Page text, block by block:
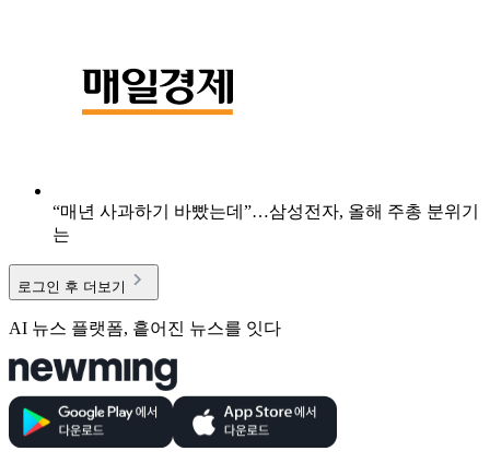
“매년 사과하기 바빴는데”…삼성전자, 올해 주총 분위기
는
로그인 후 더보기
AI 뉴스 플랫폼, 흩어진 뉴스를 잇다